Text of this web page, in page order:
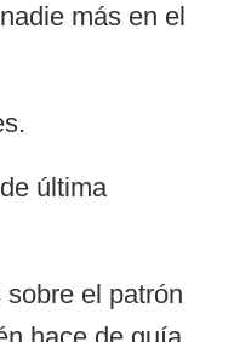
más en el
última
el patrón